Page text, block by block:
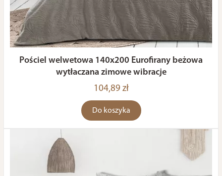
Pościel welwetowa 140x200 Eurofirany beżowa
wytłaczana zimowe wibracje
104,89 zł
Do koszyka